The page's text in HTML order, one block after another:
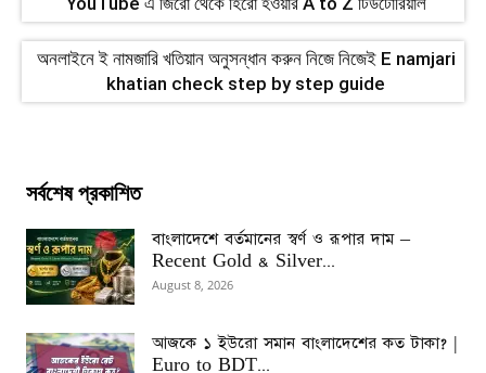
অনলাইনে ই নামজারি খতিয়ান অনুসন্ধান করুন নিজে নিজেই E namjari
khatian check step by step guide
সর্বশেষ প্রকাশিত
বাংলাদেশে বর্তমানের স্বর্ণ ও রূপার দাম –
Recent Gold & Silver...
August 8, 2026
আজকে ১ ইউরো সমান বাংলাদেশের কত টাকা? |
Euro to BDT...